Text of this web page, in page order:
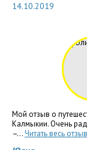
14.10.2019
Мой отзыв о
Калмыкии. Очень
–...Читать весь